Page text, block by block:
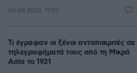
08.08.2026, 17:57
Τι έγραφαν οι ξένοι ανταποκριτές σε
τηλεγραφήματά τους από τη Μικρά
Ασία το 1921